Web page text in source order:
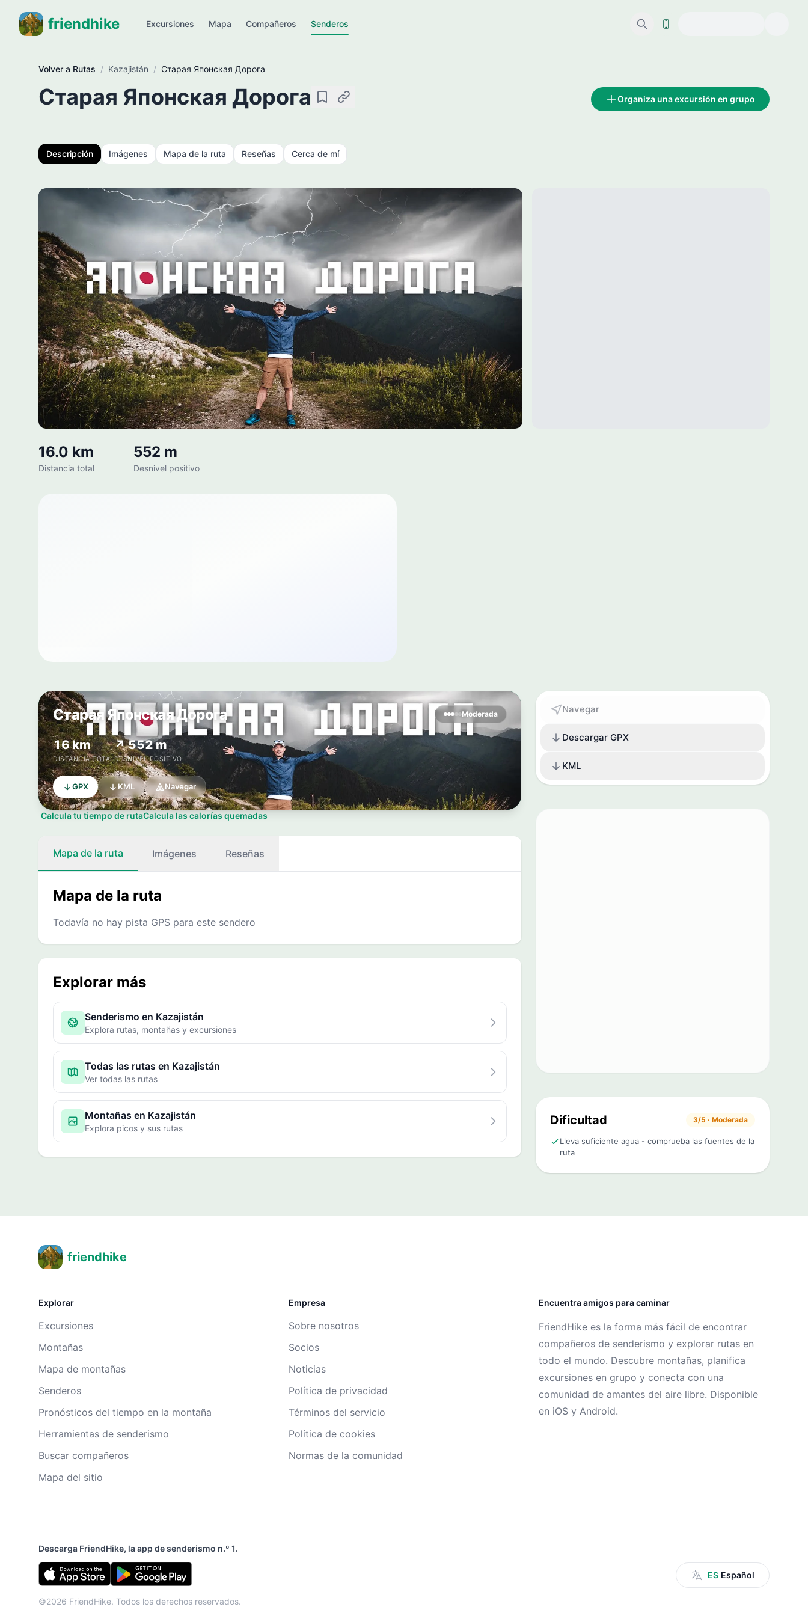
friendhike Excursiones Mapa Compañeros Senderos
Volver a Rutas / Kazajistán / Старая Японская Дорога
Старая Японская Дорога GuardarCopiar enlace Organiza una excursión en grupo
Descripción Imágenes Mapa de la ruta Reseñas Cerca de mí
16.0 km
Distancia total
552 m
Desnivel positivo
Старая Японская Дорога Moderada
16 km
DISTANCIA TOTAL
↗ 552 m
DESNIVEL POSITIVO
GPX KML Navegar
Calcula tu tiempo de rutaCalcula las calorías quemadas
Mapa de la ruta Imágenes Reseñas
Mapa de la ruta
Todavía no hay pista GPS para este sendero
Explorar más
Senderismo en Kazajistán
Explora rutas, montañas y excursiones
Todas las rutas en Kazajistán
Ver todas las rutas
Montañas en Kazajistán
Explora picos y sus rutas
Navegar
Descargar GPX
KML
Dificultad 3/5 · Moderada
Lleva suficiente agua - comprueba las fuentes de la
ruta
friendhike
Explorar
Excursiones
Montañas
Mapa de montañas
Senderos
Pronósticos del tiempo en la montaña
Herramientas de senderismo
Buscar compañeros
Mapa del sitio
Empresa
Sobre nosotros
Socios
Noticias
Política de privacidad
Términos del servicio
Política de cookies
Normas de la comunidad
Encuentra amigos para caminar
FriendHike es la forma más fácil de encontrar
compañeros de senderismo y explorar rutas en
todo el mundo. Descubre montañas, planifica
excursiones en grupo y conecta con una
comunidad de amantes del aire libre. Disponible
en iOS y Android.
Descarga FriendHike, la app de senderismo n.º 1.
©2026 FriendHike. Todos los derechos reservados.
ES Español